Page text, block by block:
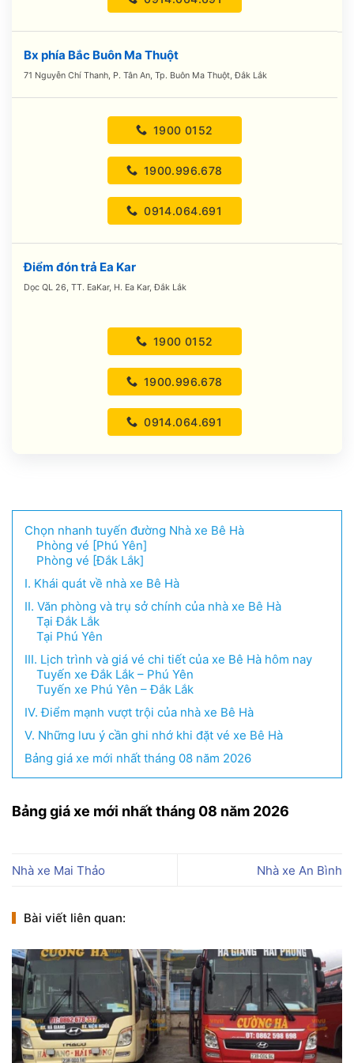
Bx phía Bắc Buôn Ma Thuột
71 Nguyễn Chí Thanh, P. Tân An, Tp. Buôn Ma Thuột, Đắk Lắk
1900 0152
1900.996.678
0914.064.691
Điểm đón trả Ea Kar
Dọc QL 26, TT. EaKar, H. Ea Kar, Đắk Lắk
1900 0152
1900.996.678
0914.064.691
Chọn nhanh tuyến đường Nhà xe Bê Hà
Phòng vé [Phú Yên]
Phòng vé [Đắk Lắk]
I. Khái quát về nhà xe Bê Hà
II. Văn phòng và trụ sở chính của nhà xe Bê Hà
Tại Đắk Lắk
Tại Phú Yên
III. Lịch trình và giá vé chi tiết của xe Bê Hà hôm nay
Tuyến xe Đắk Lắk – Phú Yên
Tuyến xe Phú Yên – Đắk Lắk
IV. Điểm mạnh vượt trội của nhà xe Bê Hà
V. Những lưu ý cần ghi nhớ khi đặt vé xe Bê Hà
Bảng giá xe mới nhất tháng 08 năm 2026
Bảng giá xe mới nhất tháng 08 năm 2026
Nhà xe Mai Thảo Nhà xe An Bình
Bài viết liên quan: